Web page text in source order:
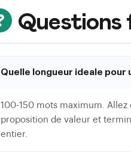
Questions
Quelle longueur ideale pour
100-150 mots maximum.
proposition de valeur et
entier.